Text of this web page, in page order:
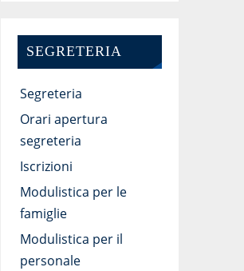
SEGRETERIA
Segreteria
Orari apertura
segreteria
Iscrizioni
Modulistica per le
famiglie
Modulistica per il
personale